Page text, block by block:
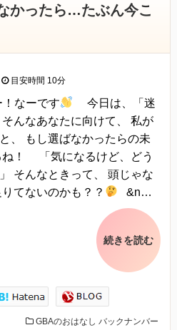
かったら…たぶん今こ
目安時間 10分
なーです
今日は、「迷
んなあなたに向けて、 私が
、 もし選ばなかったらの未
ね！ 「気になるけど、どう
そんなときって、 頭じゃな
てないのかも？？
&n…
続きを読む
GBAのおはなし バックナンバー